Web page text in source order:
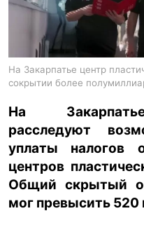
На Закарпатье центр
сокрытии более
На
расследуют
уплаты налогов
центров
Общий скрытый
мог превысить 520